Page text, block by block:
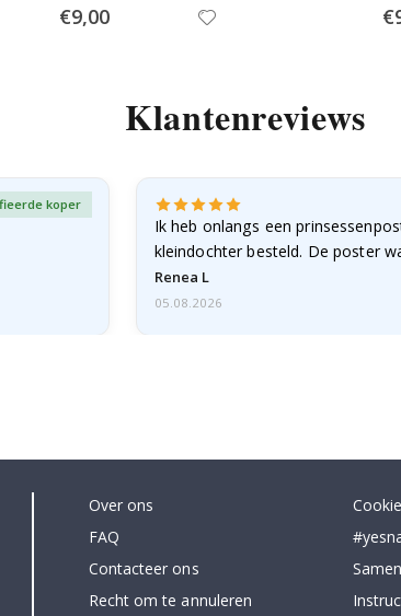
Special
Price
€9,00
Klantenreviews
koper
Ik heb onlangs een
kleindochter besteld. De poster
licht…
Renea L
05.08.2026
Over ons
FAQ
Contacteer ons
Recht om te annuleren